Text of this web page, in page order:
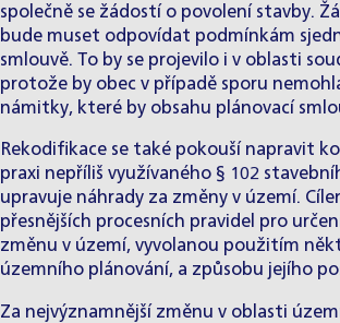
společně se žádostí o povolení stavby.
bude muset odpovídat podmínkám
smlouvě. To by se projevilo i v oblasti
protože by obec v případě sporu
námitky, které by obsahu plánovací
Rekodifikace se také pokouší napravit
praxi nepříliš využívaného § 102
upravuje náhrady za změny v území.
přesnějších procesních pravidel pro
změnu v území, vyvolanou použitím
územního plánování, a způsobu jejího
Za nejvýznamnější změnu v oblasti